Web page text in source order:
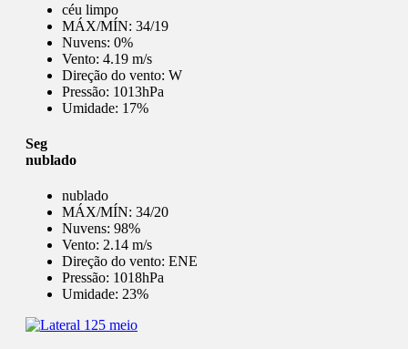
céu limpo
MÁX/MÍN: 34/19
Nuvens: 0%
Vento: 4.19 m/s
Direção do vento: W
Pressão: 1013hPa
Umidade: 17%
Seg
nublado
nublado
MÁX/MÍN: 34/20
Nuvens: 98%
Vento: 2.14 m/s
Direção do vento: ENE
Pressão: 1018hPa
Umidade: 23%